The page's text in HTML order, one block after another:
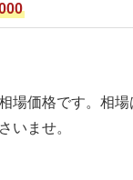
場価格です。相
いませ。